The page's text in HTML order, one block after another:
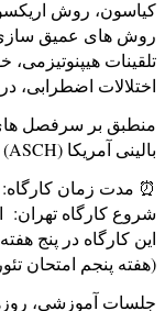
کیاسون، روش
روش های عمیق
اختلالات اضطرابی،
منطبق بر سرفصل های
بالینی آمریکا (ASCH)
⏰ مدت زمان کارگاه: 70 ساعت حضوری
شروع کارگاه تهران: از 23 بهمن ماه
این کارگاه در پنج
(هفته پنجم امتحان